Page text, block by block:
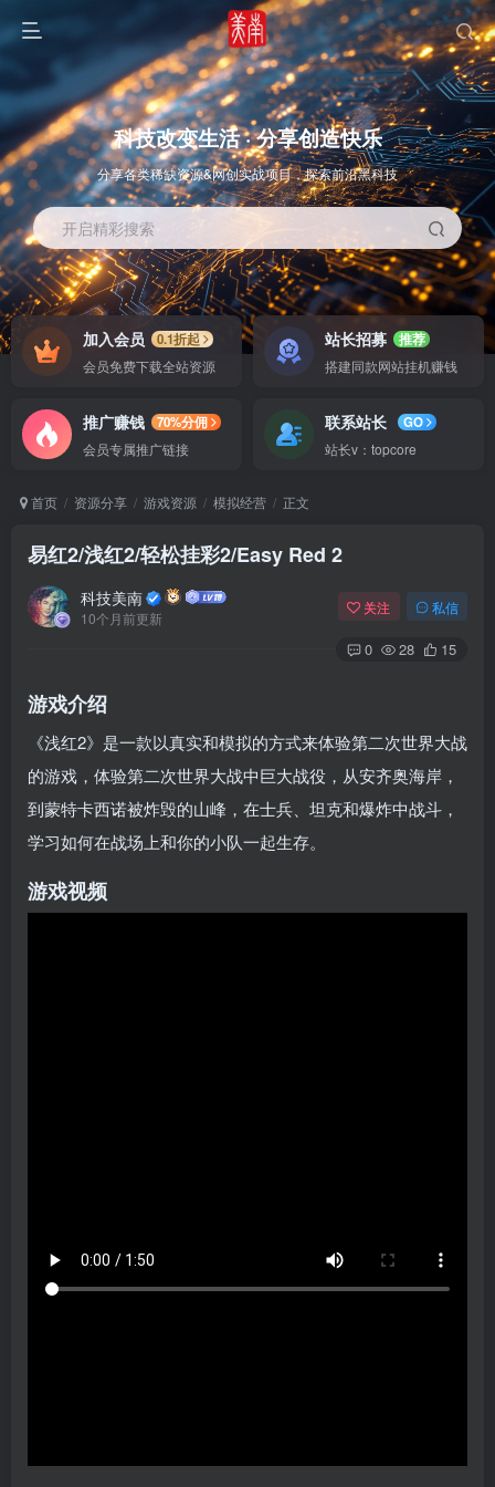
OS教程 SOFT教程
软件 Linux软件 Android软件
科技改变生活 · 分享创造快乐
分享各类稀缺资源&网创实战项目，探索前沿黑科技
开启精彩搜索
加入会员
0.1折起
会员免费下载全站资源
站长招募
推荐
搭建同款网站挂机赚钱
推广赚钱
70%分佣
会员专属推广链接
联系站长
GO
站长v：topcore
首页 资源分享 游戏资源 模拟经营 正文
易红2/浅红2/轻松挂彩2/Easy Red 2
科技美南
10个月前更新
关注 私信
0 28 15
游戏介绍
《浅红2》是一款以真实和模拟的方式来体验第二次世界大战
的游戏，体验第二次世界大战中巨大战役，从安齐奥海岸，
到蒙特卡西诺被炸毁的山峰，在士兵、坦克和爆炸中战斗，
学习如何在战场上和你的小队一起生存。
游戏视频